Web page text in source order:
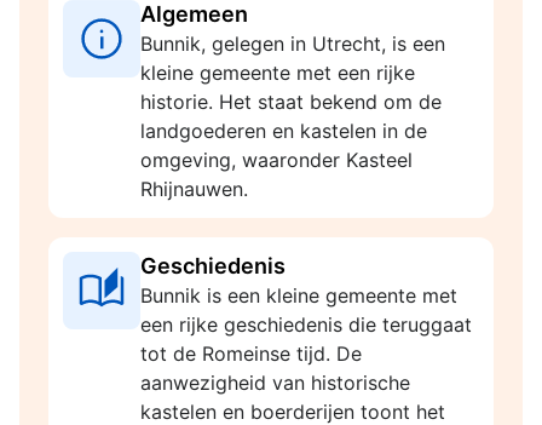
Algemeen
Bunnik, gelegen in Utrecht, is een
kleine gemeente met een rijke
historie. Het staat bekend om de
landgoederen en kastelen in de
omgeving, waaronder Kasteel
Rhijnauwen.
Geschiedenis
Bunnik is een kleine gemeente met
een rijke geschiedenis die teruggaat
tot de Romeinse tijd. De
aanwezigheid van historische
kastelen en boerderijen toont het